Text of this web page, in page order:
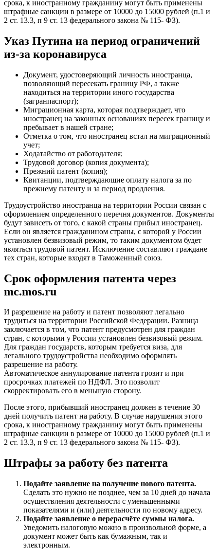
срока, к иностранному гражданину могут быть применены
штрафные санкции в размере от 10000 до 15000 рублей (п.1 и
2 ст. 13.3, п 9 ст. 13 федерального закона № 115- ФЗ).
Указ Путина на период ограничений
из-за коронавируса
Документ, удостоверяющий личность иностранца,
позволяющий пересекать границу РФ, а также
находиться на территории иного государства
(загранпаспорт);
Миграционная карта, которая подтверждает, что
иностранец на законных основаниях пересек границу и
пребывает в нашей стране;
Отметка о том, что иностранец встал на миграционный
учет;
Ходатайство от работодателя;
Трудовой договор (копия документа);
Прежний патент (копия);
Квитанции, подтверждающие оплату налога за по
прежнему патенту и за период продления.
Трудоустройство иностранца на территории России связан с
оформлением определенного перечня документов. Документы
будут зависеть от того, с какой страны прибыл иностранец.
Если он является гражданином страны, с которой у России
установлен безвизовый режим, то таким документом будет
являться трудовой патент. Исключение составляют граждане
тех стран, которые входят в Таможенный союз.
Срок оформления патента через
mc.mos.ru
И разрешение на работу и патент позволяют легально
трудиться на территории Российской Федерации. Разница
заключается в том, что патент предусмотрен для граждан
стран, с которыми у России установлен безвизовый режим.
Для граждан государств, которым требуется виза, для
легального трудоустройства необходимо оформлять
разрешение на работу.
Автоматическое аннулирование патента грозит и при
просрочках платежей по НДФЛ. Это позволит
скорректировать его в меньшую сторону.
После этого, прибывший иностранец должен в течение 30
дней получить патент на работу. В случае нарушения этого
срока, к иностранному гражданину могут быть применены
штрафные санкции в размере от 10000 до 15000 рублей (п.1 и
2 ст. 13.3, п 9 ст. 13 федерального закона № 115- ФЗ).
Штрафы за работу без патента
Подайте заявление на получение нового патента.
Сделать это нужно не позднее, чем за 10 дней до начала
осуществления деятельности с уменьшенными
показателями и (или) деятельности по новому адресу.
Подайте заявление о перерасчёте суммы налога.
Уведомить налоговую можно в произвольной форме, а
документ может быть как бумажным, так и
электронным.